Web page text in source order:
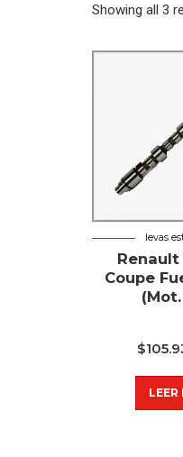
Showing all 3
levas
Renault
Coupe
$
LEER